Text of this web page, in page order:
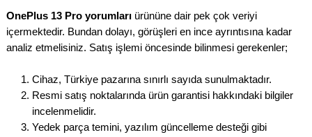
OnePlus 13 Pro yorumları ürününe dair pek çok veriyi
içermektedir. Bundan dolayı, görüşleri en ince ayrıntısına kadar
analiz etmelisiniz. Satış işlemi öncesinde bilinmesi gerekenler;
Cihaz, Türkiye pazarına sınırlı sayıda sunulmaktadır.
Resmi satış noktalarında ürün garantisi hakkındaki bilgiler
incelenmelidir.
Yedek parça temini, yazılım güncelleme desteği gibi